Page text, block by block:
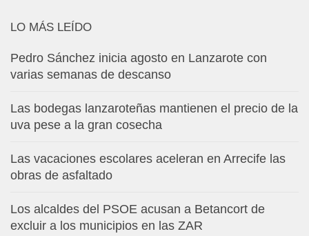
LO MÁS LEÍDO
Pedro Sánchez inicia agosto en Lanzarote con
varias semanas de descanso
Las bodegas lanzaroteñas mantienen el precio de la
uva pese a la gran cosecha
Las vacaciones escolares aceleran en Arrecife las
obras de asfaltado
Los alcaldes del PSOE acusan a Betancort de
excluir a los municipios en las ZAR